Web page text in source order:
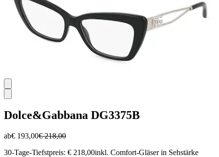
Dolce&Gabbana DG3375B
ab€ 193,00€ 218,00
30-Tage-Tiefstpreis: € 218,00inkl. Comfort-Gläser in Sehstärke